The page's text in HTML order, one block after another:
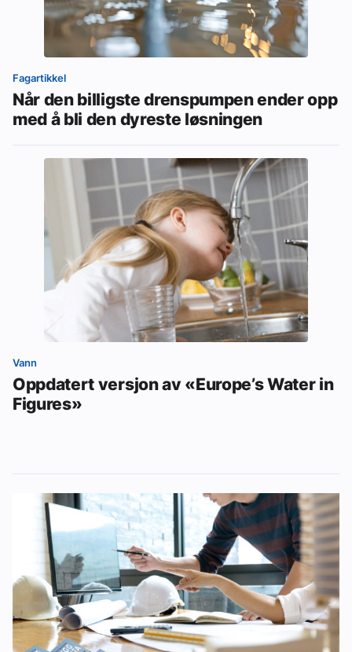
Fagartikkel
Når den billigste drenspumpen ender opp
med å bli den dyreste løsningen
Vann
Oppdatert versjon av «Europe’s Water in
Figures»